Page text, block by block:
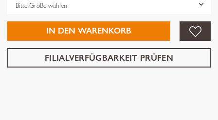
IN DEN WARENKORB
FILIALVERFÜGBARKEIT PRÜFEN